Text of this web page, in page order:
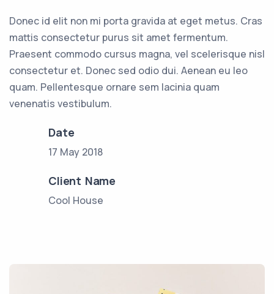
Donec id elit non mi porta gravida at eget metus. Cras
mattis consectetur purus sit amet fermentum.
Praesent commodo cursus magna, vel scelerisque nisl
consectetur et. Donec sed odio dui. Aenean eu leo
quam. Pellentesque ornare sem lacinia quam
venenatis vestibulum.
Date
17 May 2018
Client Name
Cool House